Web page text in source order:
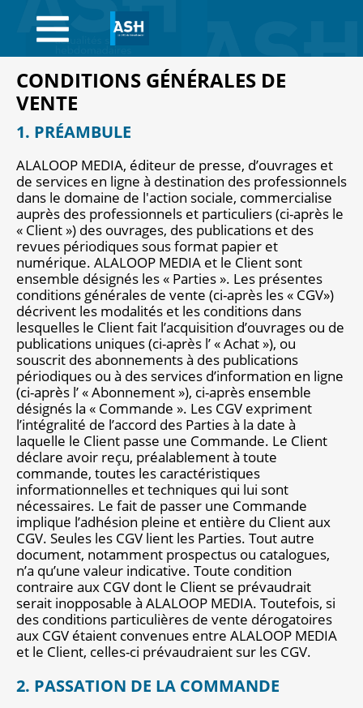
ACCUEIL
ABONNEMENTS
ACHAT AU NUMÉRO
LIBRAIRIE
PAGE ENTREPRISE
ANNONCES
CV-THÈQUE
CONNEXION
PANIER
Notre site éditorial
JOB ASH
Notre boutique
CONDITIONS GÉNÉRALES DE
VENTE
1. PRÉAMBULE
ALALOOP MEDIA, éditeur de presse, d’ouvrages et
de services en ligne à destination des professionnels
dans le domaine de l'action sociale, commercialise
auprès des professionnels et particuliers (ci-après le
« Client ») des ouvrages, des publications et des
revues périodiques sous format papier et
numérique. ALALOOP MEDIA et le Client sont
ensemble désignés les « Parties ». Les présentes
conditions générales de vente (ci-après les « CGV»)
décrivent les modalités et les conditions dans
lesquelles le Client fait l’acquisition d’ouvrages ou de
publications uniques (ci-après l’ « Achat »), ou
souscrit des abonnements à des publications
périodiques ou à des services d’information en ligne
(ci-après l’ « Abonnement »), ci-après ensemble
désignés la « Commande ». Les CGV expriment
l’intégralité de l’accord des Parties à la date à
laquelle le Client passe une Commande. Le Client
déclare avoir reçu, préalablement à toute
commande, toutes les caractéristiques
informationnelles et techniques qui lui sont
nécessaires. Le fait de passer une Commande
implique l’adhésion pleine et entière du Client aux
CGV. Seules les CGV lient les Parties. Tout autre
document, notamment prospectus ou catalogues,
n’a qu’une valeur indicative. Toute condition
contraire aux CGV dont le Client se prévaudrait
serait inopposable à ALALOOP MEDIA. Toutefois, si
des conditions particulières de vente dérogatoires
aux CGV étaient convenues entre ALALOOP MEDIA
et le Client, celles-ci prévaudraient sur les CGV.
2. PASSATION DE LA COMMANDE